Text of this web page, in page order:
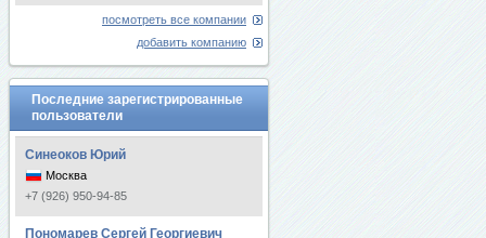
посмотреть все компании
добавить компанию
Последние зарегистрированные
пользователи
Синеоков Юрий
Москва
+7 (926) 950-94-85
Пономарев Сергей Георгиевич